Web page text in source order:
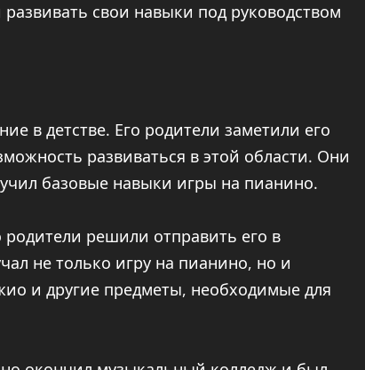
свои навыки под руководством
в детстве. Его родители заметили его
развиваться в этой области. Они
базовые навыки игры на пианино.
родители решили отправить его в
не только игру на пианино, но и
и другие предметы, необходимые для